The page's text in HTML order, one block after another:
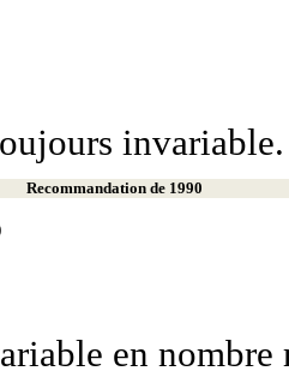
invariable.
Recommandation de 1990
en nombre